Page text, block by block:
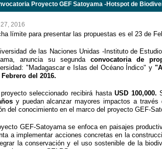
Proyecto GEF Satoyama -Hotspot de
2016
límite para presentar las propuestas es el 23 de
de las Naciones Unidas -Instituto de
anuncia su segundaconvocatoria de
"Madagascar e Islas del Océano Índico" y
Febrero del 2016.
seleccionado recibirá hastaUSD 100,000.
y puedan alcanzar mayores impactos a través
del conocimiento en el marco del proyecto GEF-
GEF-Satoyama se enfoca en paisajes
a implementar acciones concretas en la
la conservación y el uso sostenible de la